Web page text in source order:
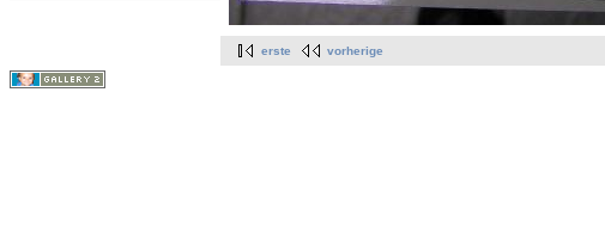
erste vorherige